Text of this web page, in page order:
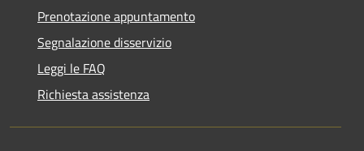
Prenotazione appuntamento
Segnalazione disservizio
Leggi le FAQ
Richiesta assistenza